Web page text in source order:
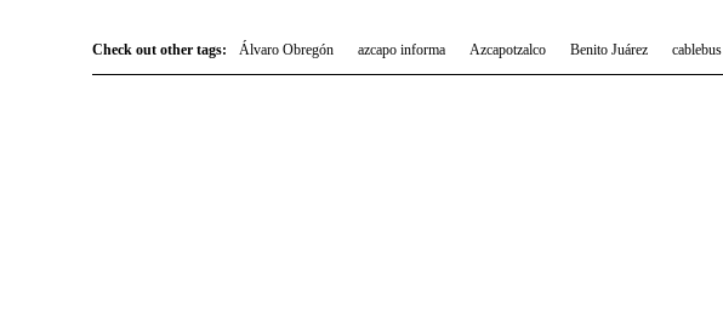
Check out other tags: Álvaro Obregón azcapo informa Azcapotzalco Benito Juárez cablebus